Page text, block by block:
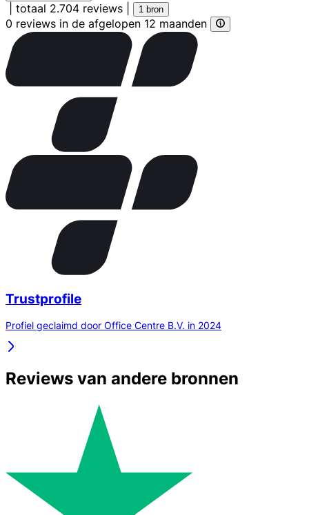
totaal 2.704 reviews 1 bron
0 reviews in de afgelopen 12 maanden
Trustprofile
Profiel geclaimd door Office Centre B.V. in 2024
Reviews van andere bronnen